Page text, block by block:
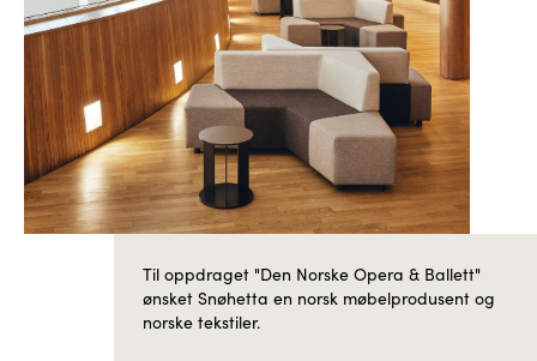
Til oppdraget "Den Norske Opera & Ballett"
ønsket Snøhetta en norsk møbelprodusent og
norske tekstiler.